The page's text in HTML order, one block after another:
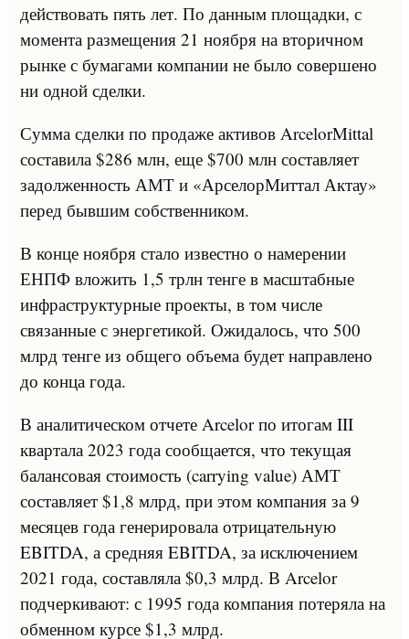
действовать пять лет. По данным площадки, с
момента размещения 21 ноября на вторичном
рынке с бумагами компании не было совершено
ни одной сделки.
Сумма сделки по продаже активов ArcelorMittal
составила $286 млн, еще $700 млн составляет
задолженность АМТ и «АрселорМиттал Актау»
перед бывшим собственником.
В конце ноября стало известно о намерении
ЕНПФ вложить 1,5 трлн тенге в масштабные
инфраструктурные проекты, в том числе
связанные с энергетикой. Ожидалось, что 500
млрд тенге из общего объема будет направлено
до конца года.
В аналитическом отчете Arcelor по итогам III
квартала 2023 года сообщается, что текущая
балансовая стоимость (carrying value) АМТ
составляет $1,8 млрд, при этом компания за 9
месяцев года генерировала отрицательную
EBITDA, а средняя EBITDA, за исключением
2021 года, составляла $0,3 млрд. В Arcelor
подчеркивают: с 1995 года компания потеряла на
обменном курсе $1,3 млрд.